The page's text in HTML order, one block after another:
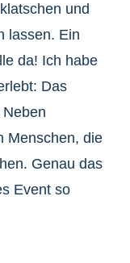
und
lassen. Ein
da! Ich habe
Das
Menschen, die
Genau das
Event so